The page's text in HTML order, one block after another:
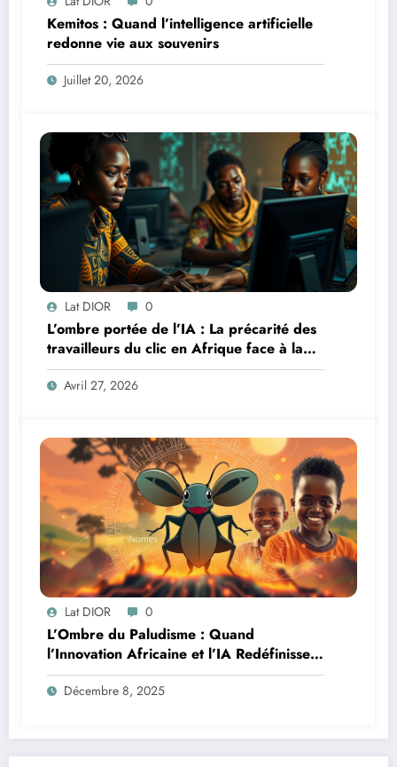
Kemitos : Quand l’intelligence artificielle
redonne vie aux souvenirs
Juillet 20, 2026
Lat DIOR 0
L’ombre portée de l’IA : La précarité des
travailleurs du clic en Afrique face à la
révolution numérique
Avril 27, 2026
Lat DIOR 0
L’Ombre du Paludisme : Quand
l’Innovation Africaine et l’IA Redéfinissent
la Lutte
Décembre 8, 2025